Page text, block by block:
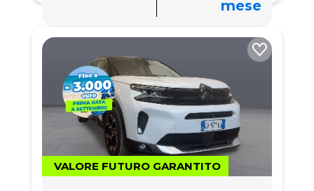
mese
VALORE FUTURO GARANTITO